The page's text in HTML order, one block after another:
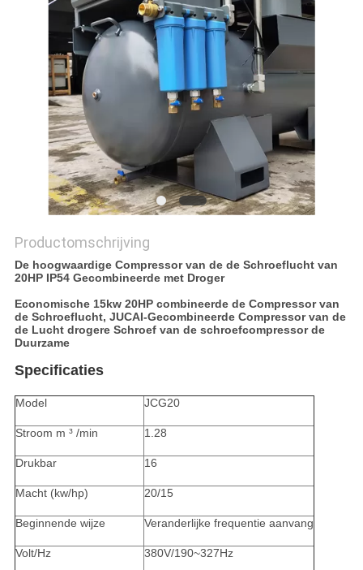
PRIVACYBELEID
Productomschrijving
De hoogwaardige Compressor van de de Schroeflucht van
20HP IP54 Gecombineerde met Droger
Economische 15kw 20HP combineerde de Compressor van
de Schroeflucht, JUCAI-Gecombineerde Compressor van de
de Lucht drogere Schroef van de schroefcompressor de
Duurzame
Specificaties
Model JCG20
Stroom m ³ /min 1.28
Drukbar 16
Macht (kw/hp) 20/15
Beginnende wijze Veranderlijke frequentie aanvang
Volt/Hz 380V/190~327Hz